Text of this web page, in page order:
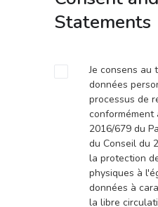
Statements
Je consens au
données
processus de
conformément
2016/679 du
du Conseil du
la protection
physiques à
données à
la libre